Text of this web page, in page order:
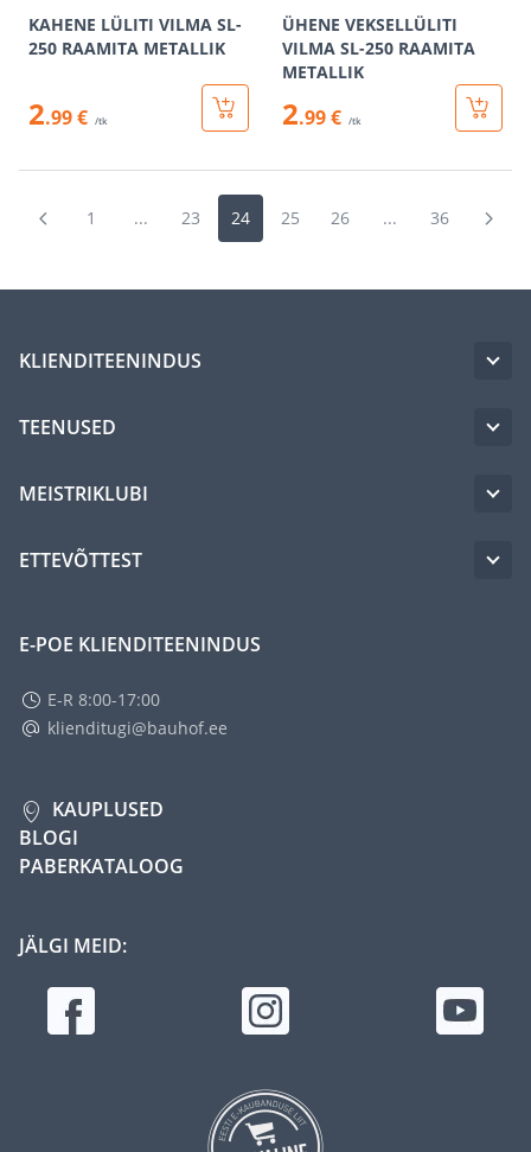
KAHENE LÜLITI VILMA SL-
250 RAAMITA METALLIK
2.99 € /tk
ÜHENE VEKSELLÜLITI
VILMA SL-250 RAAMITA
METALLIK
2.99 € /tk
1 ... 23 24 25 26 ... 36
KLIENDITEENINDUS
TEENUSED
MEISTRIKLUBI
ETTEVÕTTEST
E-POE KLIENDITEENINDUS
E-R 8:00-17:00
klienditugi@bauhof.ee
KAUPLUSED
BLOGI
PABERKATALOOG
JÄLGI MEID: